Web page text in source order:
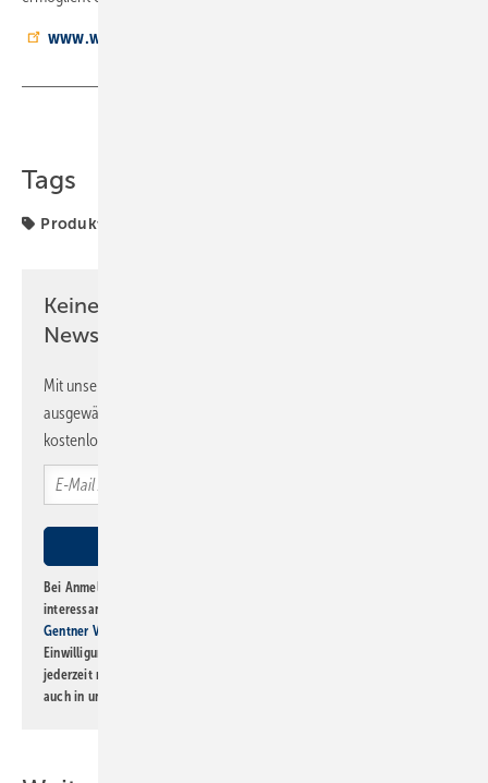
www.wilo.de
Tags
Produkte
Keine Zeit? Kein Problem mit dem SBZ
Newsletter!
Mit unserem Newsletter erhalten Sie regelmäßig von uns
ausgewählte Informationen und Neuigkeiten, gebündelt und
kostenlos direkt ins Postfach.
Bei Anmeldung zu diesem Newsletter bin ich damit einverstanden, über
interessante Verlags- und Online-Angebote
Gentner Verlag GmbH & Co. KG
Einwilligung kann ich jederzeit widerrufen und eine Abmeldung ist
jederzeit möglich. Informationen zum Umgang mit Daten finden Sie
auch in unserer